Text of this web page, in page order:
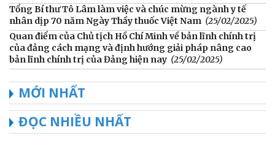
Tổng Bí thư Tô Lâm làm việc và chúc mừng ngành y tế
nhân dịp 70 năm Ngày Thầy thuốc Việt Nam (25/02/2025)
Quan điểm của Chủ tịch Hồ Chí Minh về bản lĩnh chính trị
của đảng cách mạng và định hướng giải pháp nâng cao
bản lĩnh chính trị của Đảng hiện nay (25/02/2025)
MỚI NHẤT
ĐỌC NHIỀU NHẤT